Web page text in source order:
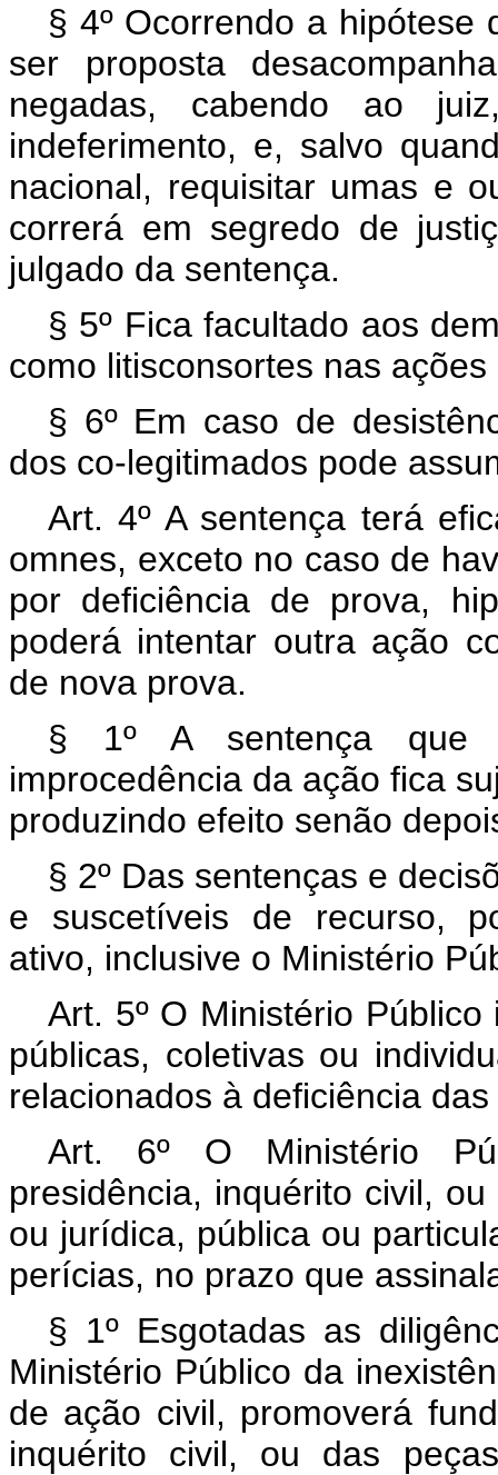
§ 4º Ocorrendo a hipótese
ser proposta
negadas, cabendo ao
indeferimento, e, salvo
nacional, requisitar umas e
correrá em segredo de
julgado da sentença.
§ 5º Fica facultado aos
como litisconsortes nas
§ 6º Em caso de
dos co-legitimados pode
Art. 4º A sentença terá
omnes, exceto no caso de
por deficiência de prova,
poderá intentar outra ação
de nova prova.
§ 1º A sentença que
improcedência da ação fica
produzindo efeito senão
§ 2º Das sentenças e
e suscetíveis de recurso,
ativo, inclusive o Ministério
Art. 5º O Ministério
públicas, coletivas ou
relacionados à deficiência
Art. 6º O Ministério
presidência, inquérito civil,
ou jurídica, pública ou
perícias, no prazo que
§ 1º Esgotadas as
Ministério Público da
de ação civil, promoverá
inquérito civil, ou das